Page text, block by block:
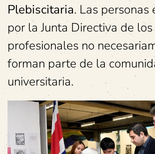
Plebiscitaria. Las personas
por la Junta Directiva de
profesionales no
forman parte de la
universitaria.